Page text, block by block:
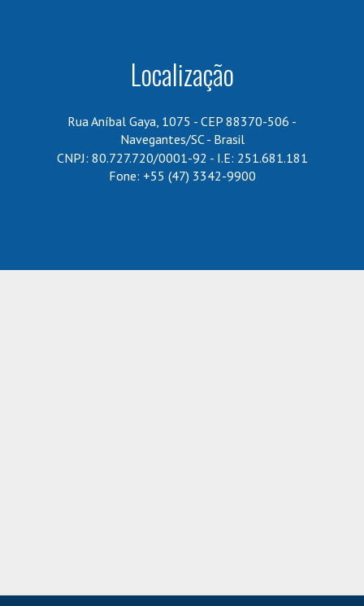
Localização
Rua Aníbal Gaya, 1075 - CEP 88370-506 -
Navegantes/SC - Brasil
CNPJ: 80.727.720/0001-92 - I.E: 251.681.181
Fone: +55 (47) 3342-9900